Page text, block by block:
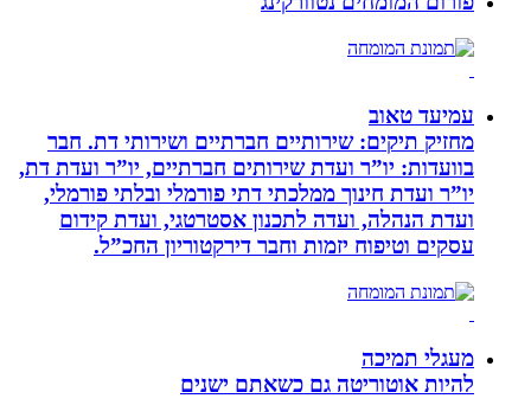
עמיעד טאוב
מחזיק תיקים: שירותיים חברתיים ושירותי דת. חבר
בוועדות: יו”ר ועדת שירותים חברתיים, יו”ר ועדת דת,
יו”ר ועדת חינוך ממלכתי דתי פורמלי ובלתי פורמלי,
ועדת הנהלה, ועדה לתכנון אסטרטגי, ועדת קידום
עסקים וטיפוח יזמות וחבר דירקטוריון החכ”ל.
מעגלי תמיכה
להיות אוטוריטה גם כשאתם ישנים